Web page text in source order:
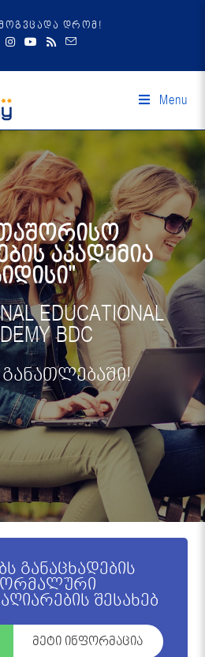
დრომ!
Menu
აკადემია
EDUCATIONAL
BDC
განაცხადების
შესახებ
მეტი ინფორმაცია